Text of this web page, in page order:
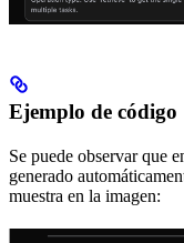
Ejemplo de código
Se puede observar que
generado
muestra en la imagen: